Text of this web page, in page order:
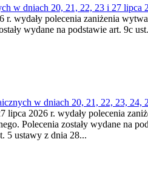
w dniach 20, 21, 22, 23 i 27 lipca
wydały polecenia zaniżenia
wydane na podstawie art. 9c
w dniach 20, 21, 22, 23, 24,
2026 r. wydały polecenia
Polecenia zostały wydane na
5 ustawy z dnia 28...